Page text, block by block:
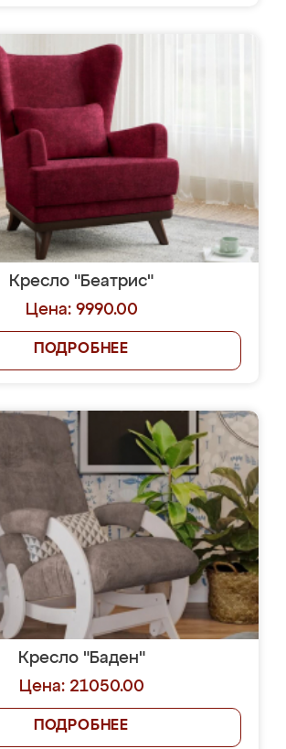
Кресло "Беатрис"
Цена: 9990.00
ПОДРОБНЕЕ
Кресло "Баден"
Цена: 21050.00
ПОДРОБНЕЕ